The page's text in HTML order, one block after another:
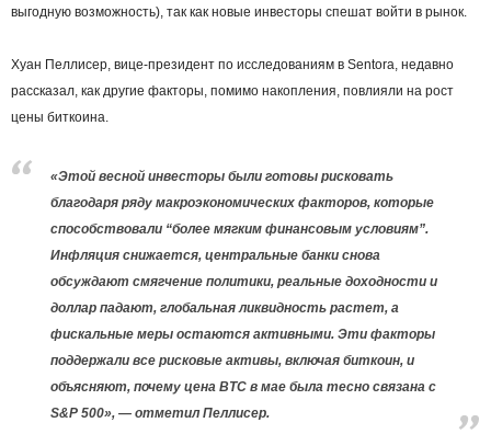
выгодную возможность), так как новые инвесторы спешат войти в рынок.
Хуан Пеллисер, вице-президент по исследованиям в Sentora, недавно
рассказал, как другие факторы, помимо накопления, повлияли на рост
цены биткоина.
«Этой весной инвесторы были готовы рисковать
благодаря ряду макроэкономических факторов, которые
способствовали “более мягким финансовым условиям”.
Инфляция снижается, центральные банки снова
обсуждают смягчение политики, реальные доходности и
доллар падают, глобальная ликвидность растет, а
фискальные меры остаются активными. Эти факторы
поддержали все рисковые активы, включая биткоин, и
объясняют, почему цена BTC в мае была тесно связана с
S&P 500», — отметил Пеллисер.